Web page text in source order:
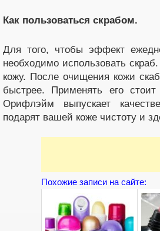
Как пользоваться скрабом.
Для того, чтобы эффект
необходимо использовать
кожу. После очищения кожи
быстрее. Применять его
Орифлэйм выпускает
подарят вашей коже чистоту и
Похожие записи на сайте: